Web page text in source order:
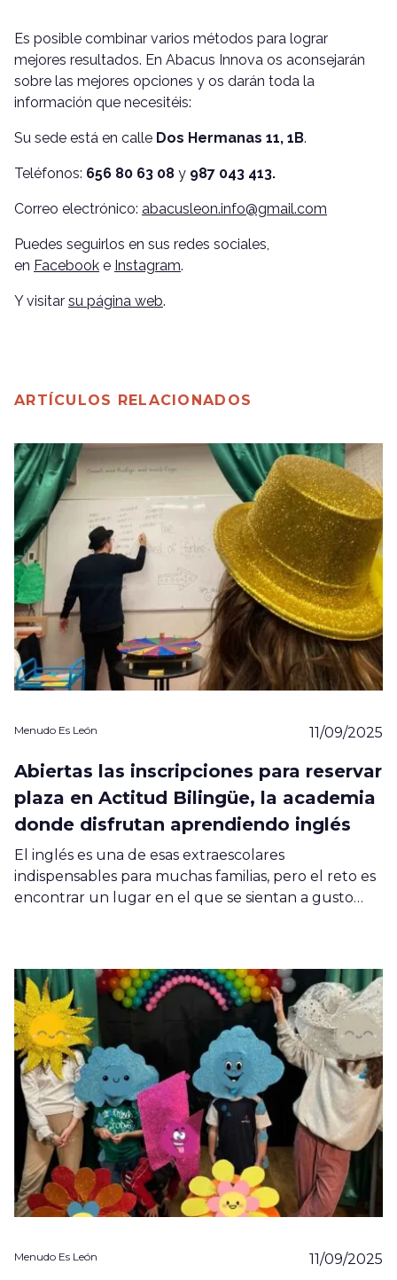
Es posible combinar varios métodos para lograr
mejores resultados. En Abacus Innova os aconsejarán
sobre las mejores opciones y os darán toda la
información que necesitéis:
Su sede está en calle Dos Hermanas 11, 1B.
Teléfonos: 656 80 63 08 y 987 043 413.
Correo electrónico: abacusleon.info@gmail.com
Puedes seguirlos en sus redes sociales,
en Facebook e Instagram.
Y visitar su página web.
ARTÍCULOS RELACIONADOS
Menudo Es León 11/09/2025
Abiertas las inscripciones para reservar
plaza en Actitud Bilingüe, la academia
donde disfrutan aprendiendo inglés
El inglés es una de esas extraescolares
indispensables para muchas familias, pero el reto es
encontrar un lugar en el que se sientan a gusto…
Menudo Es León 11/09/2025